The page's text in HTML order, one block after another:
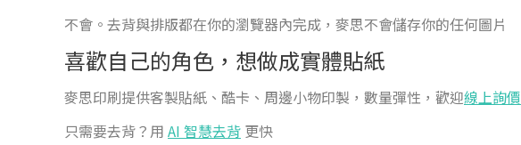
不會。去背與排版都在你的瀏覽器內完成，麥思不會儲存你的任何圖片
喜歡自己的角色，想做成實體貼紙
麥思印刷提供客製貼紙、酷卡、周邊小物印製，數量彈性，歡迎線上詢價
只需要去背？用 AI 智慧去背 更快